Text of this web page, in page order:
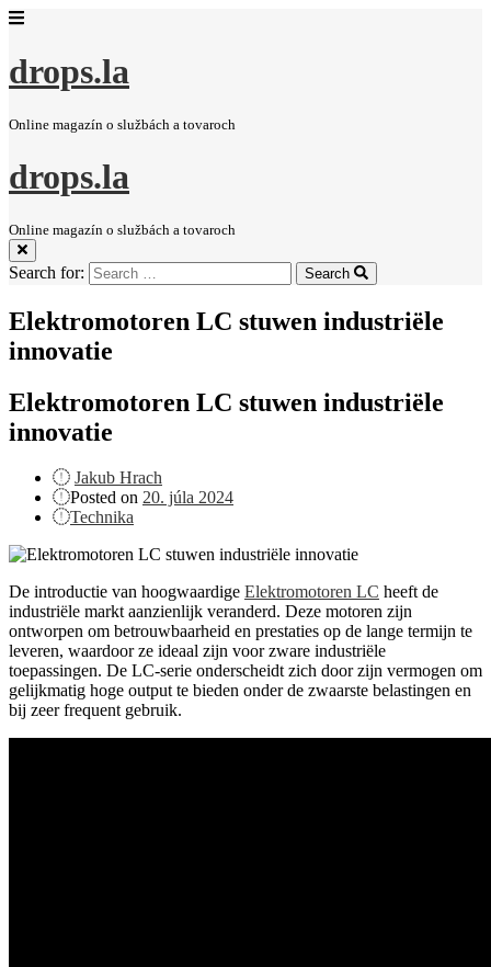
drops.la
Online magazín o službách a tovaroch
drops.la
Online magazín o službách a tovaroch
Search for: Search
Elektromotoren LC stuwen industriële
innovatie
Elektromotoren LC stuwen industriële
innovatie
Jakub Hrach
Posted on 20. júla 2024
Technika
De introductie van hoogwaardige Elektromotoren LC heeft de
industriële markt aanzienlijk veranderd. Deze motoren zijn
ontworpen om betrouwbaarheid en prestaties op de lange termijn te
leveren, waardoor ze ideaal zijn voor zware industriële
toepassingen. De LC-serie onderscheidt zich door zijn vermogen om
gelijkmatig hoge output te bieden onder de zwaarste belastingen en
bij zeer frequent gebruik.